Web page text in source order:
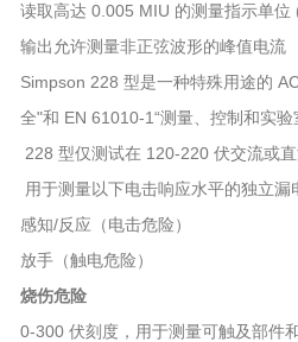
读取高达 0.005 MIU 的测量指示单位
输出允许测量非正弦波形的峰值电流
Simpson 228 型是一种特殊用途的
全"和 EN 61010-1“测量、控制和实
228 型仅测试在 120-220 伏交流或
用于测量以下电击响应水平的独立漏
感知/反应（电击危险）
放手（触电危险）
烧伤危险
0-300 伏刻度，用于测量可触及部件